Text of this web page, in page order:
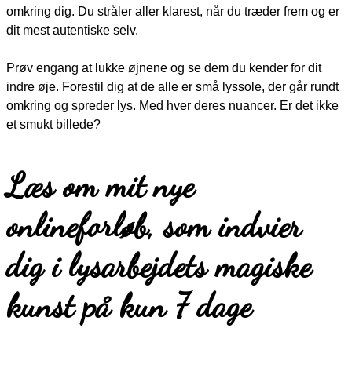
omkring dig. Du stråler aller klarest, når du træder frem og er
dit mest autentiske selv.
Prøv engang at lukke øjnene og se dem du kender for dit
indre øje. Forestil dig at de alle er små lyssole, der går rundt
omkring og spreder lys. Med hver deres nuancer. Er det ikke
et smukt billede?
Læs om mit nye
onlineforløb, som indvier
dig i lysarbejdets magiske
kunst på kun 7 dage